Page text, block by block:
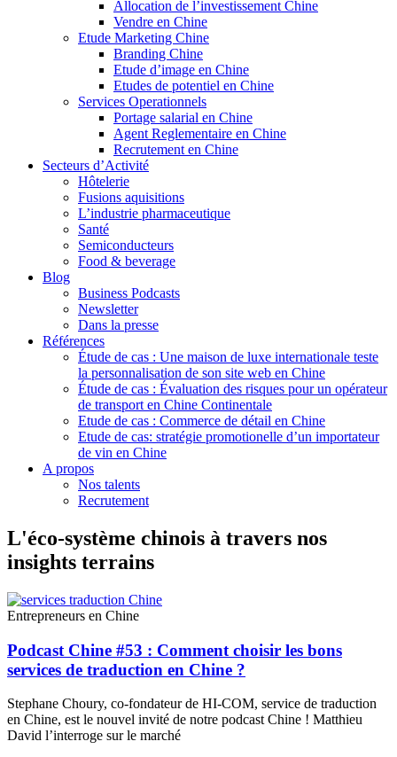
Allocation de l’investissement Chine
Vendre en Chine
Etude Marketing Chine
Branding Chine
Etude d’image en Chine
Etudes de potentiel en Chine
Services Operationnels
Portage salarial en Chine
Agent Reglementaire en Chine
Recrutement en Chine
Secteurs d’Activité
Hôtelerie
Fusions aquisitions
L’industrie pharmaceutique
Santé
Semiconducteurs
Food & beverage
Blog
Business Podcasts
Newsletter
Dans la presse
Références
Étude de cas : Une maison de luxe internationale teste
la personnalisation de son site web en Chine
Étude de cas : Évaluation des risques pour un opérateur
de transport en Chine Continentale
Etude de cas : Commerce de détail en Chine
Etude de cas: stratégie promotionelle d’un importateur
de vin en Chine
A propos
Nos talents
Recrutement
L'éco-système chinois à travers nos
insights terrains
Entrepreneurs en Chine
Podcast Chine #53 : Comment choisir les bons
services de traduction en Chine ?
Stephane Choury, co-fondateur de HI-COM, service de traduction
en Chine, est le nouvel invité de notre podcast Chine ! Matthieu
David l’interroge sur le marché